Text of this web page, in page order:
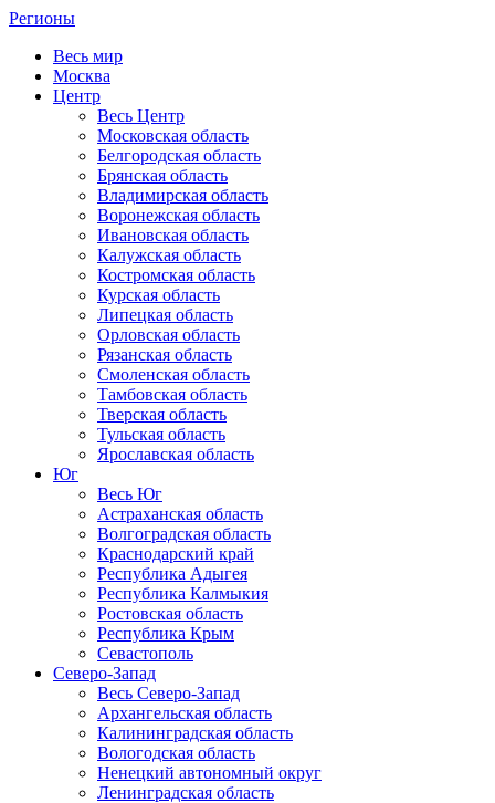
Регионы
Весь мир
Москва
Центр
Весь Центр
Московская область
Белгородская область
Брянская область
Владимирская область
Воронежская область
Ивановская область
Калужская область
Костромская область
Курская область
Липецкая область
Орловская область
Рязанская область
Смоленская область
Тамбовская область
Тверская область
Тульская область
Ярославская область
Юг
Весь Юг
Астраханская область
Волгоградская область
Краснодарский край
Республика Адыгея
Республика Калмыкия
Ростовская область
Республика Крым
Севастополь
Северо-Запад
Весь Северо-Запад
Архангельская область
Калининградская область
Вологодская область
Ненецкий автономный округ
Ленинградская область